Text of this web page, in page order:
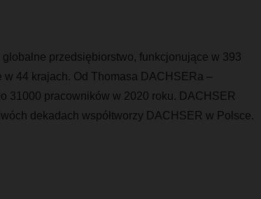
przedsiębiorstwo, funkcjonujące w 393
44 krajach. Od Thomasa DACHSERa –
31000 pracowników w 2020 roku. DACHSER
dekadach współtworzy DACHSER w Polsce.